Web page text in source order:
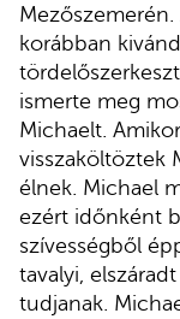
korábban
ismerte meg
Michaelt.
visszaköltöztek
élnek. Michael
ezért időnként
szívességből
tavalyi,
tudjanak.